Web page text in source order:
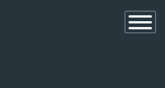
Toggle